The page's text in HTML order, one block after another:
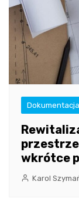
Dokumentacja
wkrótce
Karol